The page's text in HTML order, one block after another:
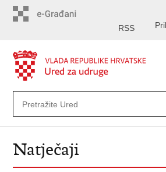
RSS
Natječaji